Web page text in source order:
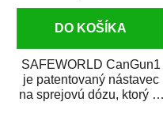
DO KOŠÍKA
SAFEWORLD CanGun1
je patentovaný nástavec
na sprejovú dózu, ktorý ju